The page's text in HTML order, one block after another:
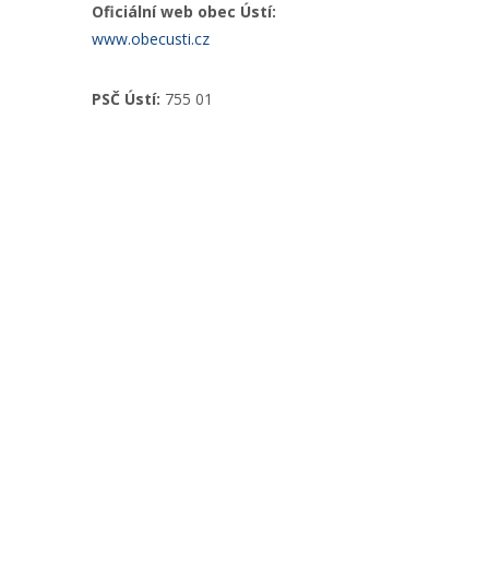
Oficiální web obec Ústí:
www.obecusti.cz
PSČ Ústí: 755 01